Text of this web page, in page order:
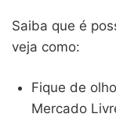
Saiba que é
veja como:
Fique de
Mercado